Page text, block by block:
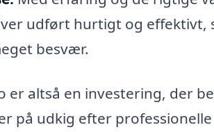
udført hurtigt og effektivt,
besvær.
er altså en investering, der
på udkig efter